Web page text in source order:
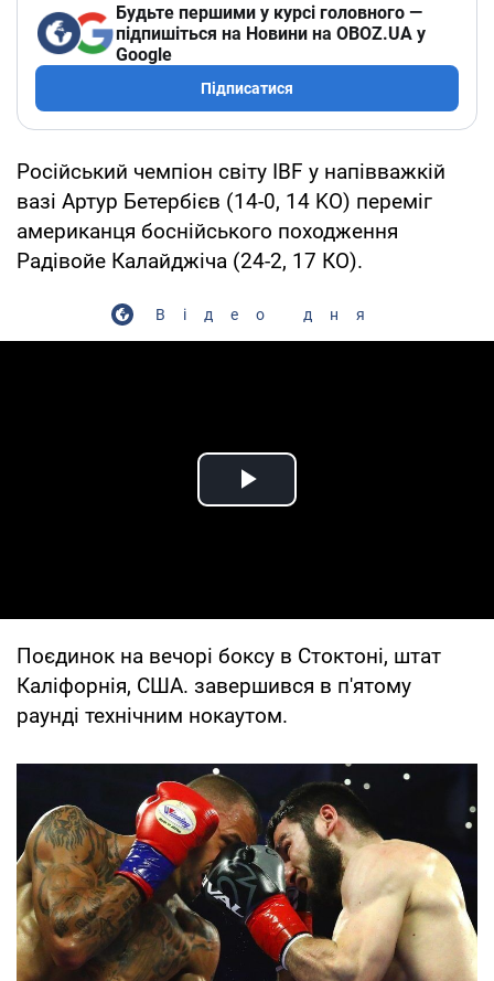
Будьте першими у курсі головного —
підпишіться на Новини на OBOZ.UA у
Google
Підписатися
Російський чемпіон світу IBF у напівважкій
вазі Артур Бетербієв (14-0, 14 KO) переміг
американця боснійського походження
Радівойе Калайджіча (24-2, 17 КО).
Відео дня
Play Video
Поєдинок на вечорі боксу в Стоктоні, штат
Каліфорнія, США. завершився в п'ятому
раунді технічним нокаутом.